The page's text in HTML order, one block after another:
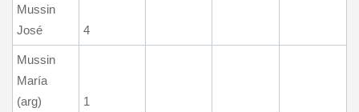
Mussin
José
4
Mussin
María
(arg)
1